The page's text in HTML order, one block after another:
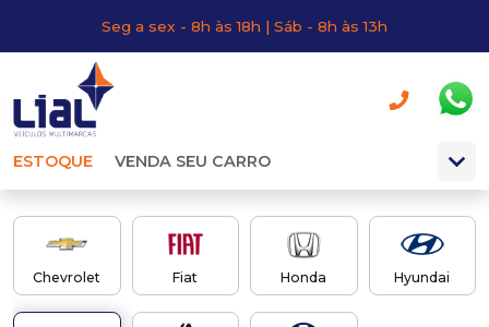
Seg a sex - 8h às 18h | Sáb - 8h às 13h
ESTOQUE VENDA SEU CARRO
Chevrolet Fiat Honda Hyundai